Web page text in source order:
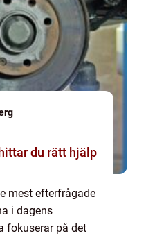
mest efterfrågade
i dagens
fokuserar på det